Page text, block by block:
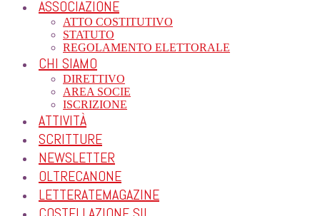
ASSOCIAZIONE
ATTO COSTITUTIVO
STATUTO
REGOLAMENTO ELETTORALE
CHI SIAMO
DIRETTIVO
AREA SOCIE
ISCRIZIONE
ATTIVITÀ
SCRITTURE
NEWSLETTER
OLTRECANONE
LETTERATEMAGAZINE